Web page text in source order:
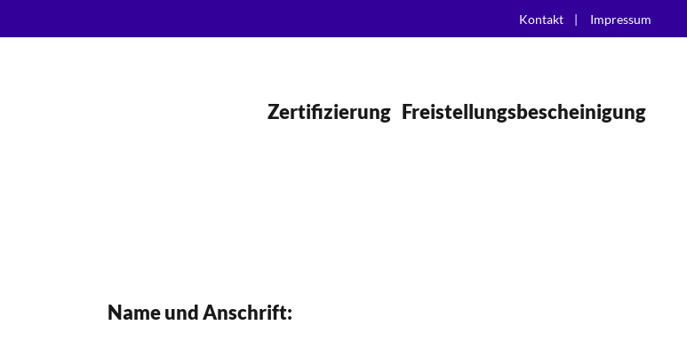
Kontakt | Impressum
Zertifizierung Freistellungsbescheinigung
Name und Anschrift: